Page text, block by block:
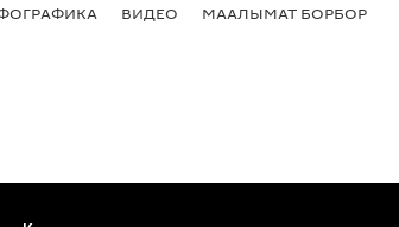
ВИДЕО МААЛЫМАТ БОРБОР